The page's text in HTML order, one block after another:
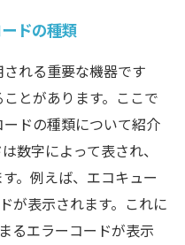
ドの種類
れる重要な機器です
とがあります。ここで
ドの種類について紹介
数字によって表され、
。例えば、エコキュー
が表示されます。これに
るエラーコードが表示